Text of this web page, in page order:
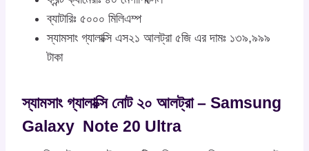
ব্যাটারিঃ ৫০০০ মিলিএম্প
স্যামসাং গ্যালাক্সি এস২১ আলট্রা ৫জি এর দামঃ ১৩৯,৯৯৯
টাকা
স্যামসাং গ্যালাক্সি নোট ২০ আলট্রা – Samsung
Galaxy Note 20 Ultra